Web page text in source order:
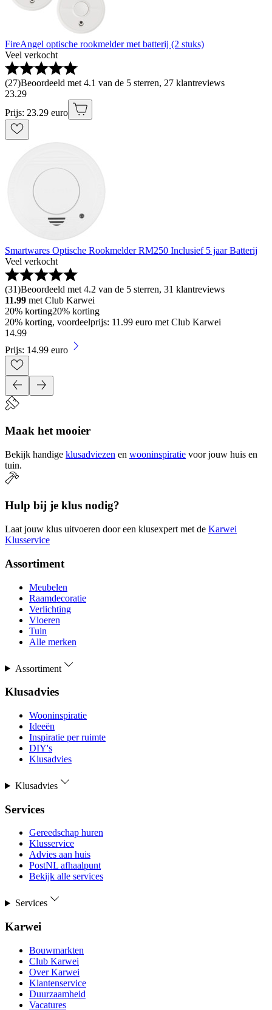
FireAngel optische rookmelder met batterij (2 stuks)
Veel verkocht
(27)Beoordeeld met 4.1 van de 5 sterren, 27 klantreviews
23.29
Prijs: 23.29 euro
Smartwares Optische Rookmelder RM250 Inclusief 5 jaar Batterij
Veel verkocht
(31)Beoordeeld met 4.2 van de 5 sterren, 31 klantreviews
11.99 met Club Karwei
20% korting20% korting
20% korting, voordeelprijs: 11.99 euro met Club Karwei
14.99
Prijs: 14.99 euro
Maak het mooier
Bekijk handige klusadviezen en wooninspiratie voor jouw huis en
tuin.
Hulp bij je klus nodig?
Laat jouw klus uitvoeren door een klusexpert met de Karwei
Klusservice
Assortiment
Meubelen
Raamdecoratie
Verlichting
Vloeren
Tuin
Alle merken
Assortiment
Klusadvies
Wooninspiratie
Ideeën
Inspiratie per ruimte
DIY's
Klusadvies
Klusadvies
Services
Gereedschap huren
Klusservice
Advies aan huis
PostNL afhaalpunt
Bekijk alle services
Services
Karwei
Bouwmarkten
Club Karwei
Over Karwei
Klantenservice
Duurzaamheid
Vacatures